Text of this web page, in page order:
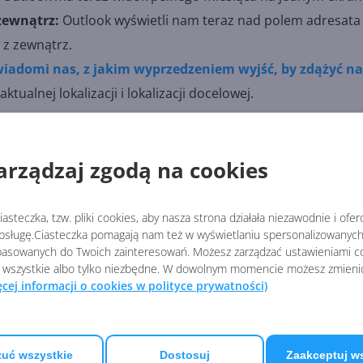
zgodą na cookies
tzw. pliki cookies, aby nasza strona działała niezawodnie i
pomagają nam też w wyświetlaniu
do Twoich zainteresowań. Możesz zarządzać ustawieniami
albo tylko niezbędne. W dowolnym momencie możesz
informacji o cookies w polityce prywatności)
wszystkie Dostosuj Zaakceptuj
Outlook wyświetli nam teraz nad polem adresata
zewnątrz.
nas, z jakim wyprzedzeniem wyjść, by zdążyć na
lokalizacji i lokalizacji docelowej.
na razie tylko Insiderom. Aby ją pobrać, użytkownicy iOS
adds-support-for-apple-pencil-2-new-reading-